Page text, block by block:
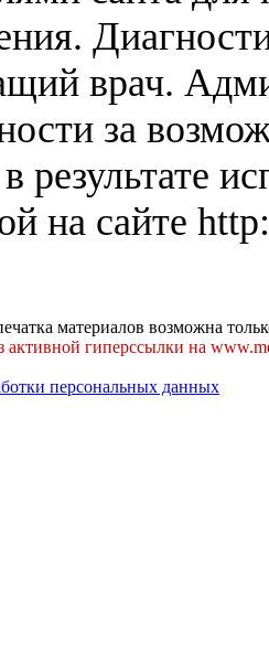
врач.
за
результате
на сайте
материалов возможна
активной гиперссылки на
персональных данных